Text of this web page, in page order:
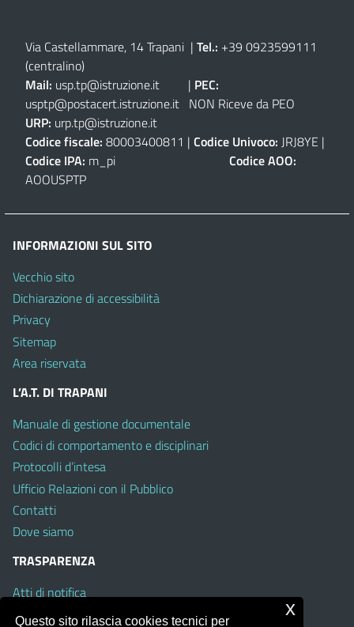
Via Castellammare, 14 Trapani | Tel.: +39 0923599111
(centralino)
Mail: usp.tp@istruzione.it | PEC:
usptp@postacert.istruzione.it NON Riceve da PEO
URP: urp.tp@istruzione.it
Codice fiscale: 80003400811 | Codice Univoco: JRJ8YE |
Codice IPA: m_pi Codice AOO:
AOOUSPTP
INFORMAZIONI SUL SITO
Vecchio sito
Dichiarazione di accessibilità
Privacy
Sitemap
Area riservata
L’A.T. DI TRAPANI
Manuale di gestione documentale
Codici di comportamento e disciplinari
Protocolli d’intesa
Ufficio Relazioni con il Pubblico
Contatti
Dove siamo
TRASPARENZA
Atti di notifica
Albo on line
Questo sito rilascia cookies tecnici per
x